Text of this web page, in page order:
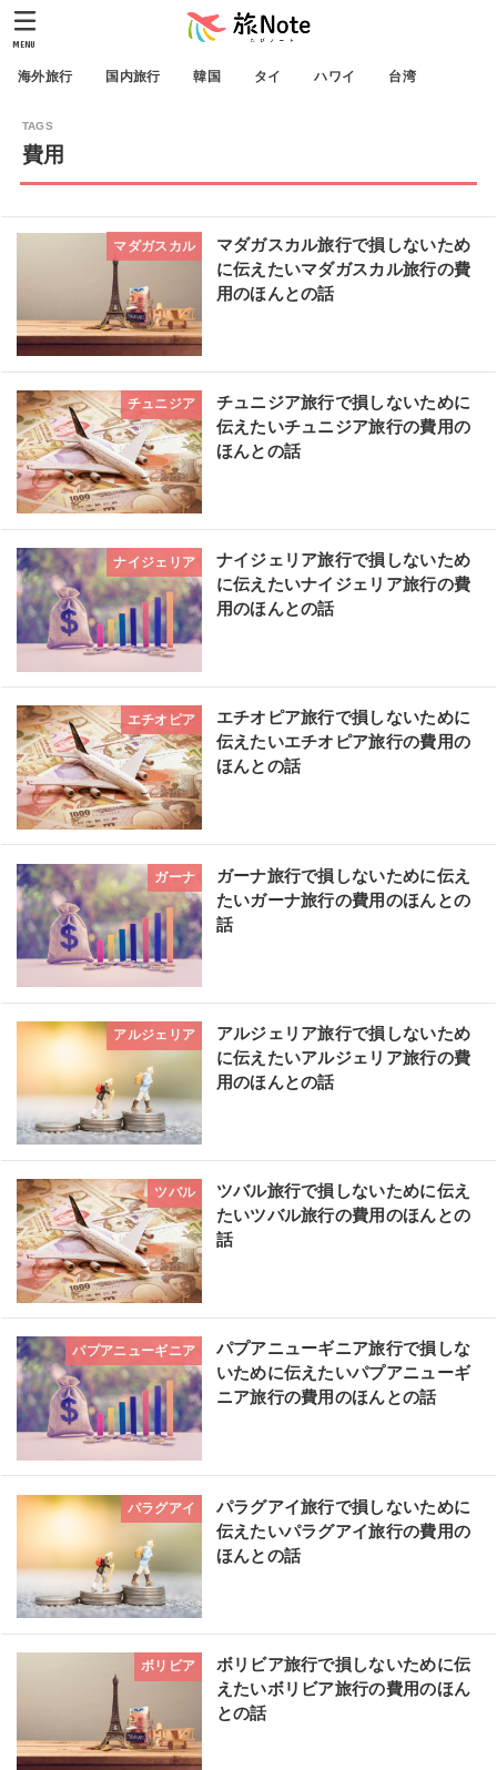
海外旅行 国内旅行 韓国 タイ ハワイ 台湾
MENU
費用
マダガスカル
マダガスカル旅行で損しないため
に伝えたいマダガスカル旅行の費
用のほんとの話
チュニジア
チュニジア旅行で損しないために
伝えたいチュニジア旅行の費用の
ほんとの話
ナイジェリア
ナイジェリア旅行で損しないため
に伝えたいナイジェリア旅行の費
用のほんとの話
エチオピア
エチオピア旅行で損しないために
伝えたいエチオピア旅行の費用の
ほんとの話
ガーナ
ガーナ旅行で損しないために伝え
たいガーナ旅行の費用のほんとの
話
アルジェリア
アルジェリア旅行で損しないため
に伝えたいアルジェリア旅行の費
用のほんとの話
ツバル
ツバル旅行で損しないために伝え
たいツバル旅行の費用のほんとの
話
パプアニューギニア
パプアニューギニア旅行で損しな
いために伝えたいパプアニューギ
ニア旅行の費用のほんとの話
パラグアイ
パラグアイ旅行で損しないために
伝えたいパラグアイ旅行の費用の
ほんとの話
ボリビア
ボリビア旅行で損しないために伝
えたいボリビア旅行の費用のほん
との話